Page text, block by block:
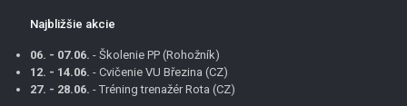
Najbližšie akcie
06. - 07.06. - Školenie PP (Rohožník)
12. - 14.06. - Cvičenie VU Březina (CZ)
27. - 28.06. - Tréning trenažér Rota (CZ)